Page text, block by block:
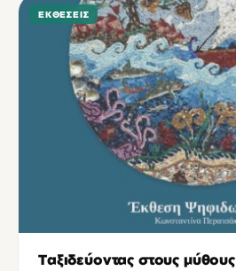
ΕΚΘΈΣΕΙΣ
Ταξιδεύοντας στους μύθους